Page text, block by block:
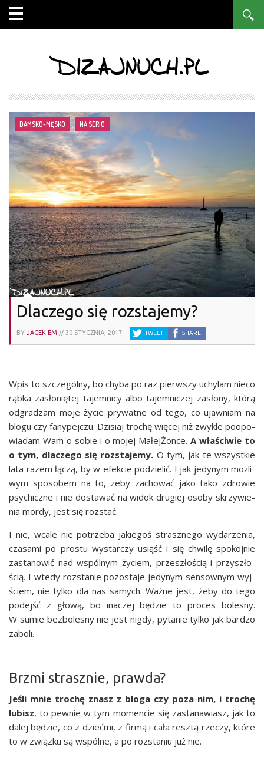
DIZAJNUCH.PL
DAMSKO-MĘSKO NA SERIO
Dlaczego się rozstajemy?
BY JACEK EM // 30 STYCZNIA, 2017 TWEET SHARE
Wpis to szcze­gól­ny, bo chy­ba po raz pierw­szy uchy­lam nie­co
rąb­ka zasło­nię­tej tajem­ni­cy albo tajem­ni­czej zasło­ny, któ­rą
odgra­dzam moje życie pry­wat­ne od tego, co ujaw­niam na
blo­gu czy fany­pej­czu. Dzi­siaj tro­chę wię­cej niż zwy­kle poopo­
wia­dam Wam o sobie i o mojej Małej­Żon­ce.A wła­ści­wie to
o tym, dla­cze­go się roz­sta­je­my. O tym, jak te wszyst­kie
lata razem łączą, by w efek­cie podzie­lić. I jak jedy­nym moż­li­
wym spo­so­bem na to, żeby zacho­wać jako tako zdro­wie
psy­chicz­ne i nie dosta­wać na widok dru­giej oso­by skrzy­wie­
nia mor­dy, jest się rozstać.
I nie, wca­le nie potrze­ba jakie­goś strasz­ne­go wyda­rze­nia,
cza­sa­mi po pro­stu wystar­czy usiąść i się chwi­lę spo­koj­nie
zasta­no­wić nad wspól­nym życiem, prze­szło­ścią i przy­szło­
ścią. I wte­dy roz­sta­nie pozo­sta­je jedy­nym sen­sow­nym wyj­
ściem, nie tyl­ko dla nas samych. Waż­ne jest, żeby do tego
podejść z gło­wą, bo ina­czej będzie to pro­ces bole­sny.
W sumie bez­bo­le­sny nie jest nigdy, pyta­nie tyl­ko jak bar­dzo
zaboli.
Brzmi strasznie, prawda?
Jeśli mnie tro­chę znasz z blo­ga czy poza nim, i tro­chę
lubisz, to pew­nie w tym momen­cie się zasta­na­wiasz, jak to
dalej będzie, co z dzieć­mi, z fir­mą i cała resz­tą rze­czy, któ­re
to w związ­ku są wspól­ne, a po roz­sta­niu już nie.